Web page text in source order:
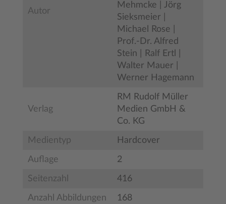
Autor
Mehmcke | Jörg
Sieksmeier |
Michael Rose |
Prof.-Dr. Alfred
Stein | Ralf Ertl |
Walter Mauer |
Werner Hagemann
Verlag
RM Rudolf Müller
Medien GmbH &
Co. KG
Medientyp Hardcover
Auflage 2
Seitenzahl 416
Anzahl Abbildungen 168